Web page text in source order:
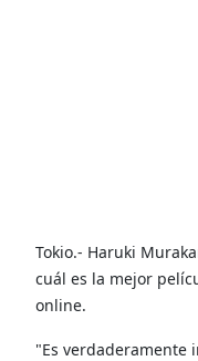
Tokio.- Haruki
cuál es la mejor
online.
"Es verdaderamente